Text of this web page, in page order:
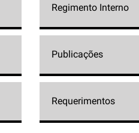
Regimento Interno
Publicações
Requerimentos